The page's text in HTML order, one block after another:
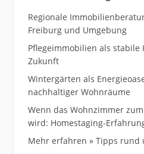
Regionale
Freiburg und Umgebung
Pflegeimmobilien als
Zukunft
Wintergärten als
nachhaltiger Wohnräume
Wenn das Wohnzimmer
wird: Homestaging-
Mehr erfahren » Tipps rund